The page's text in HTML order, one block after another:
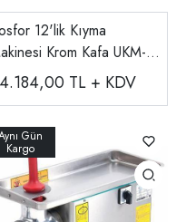
12'lik Kıyma
Krom Kafa UKM-
TL + KDV